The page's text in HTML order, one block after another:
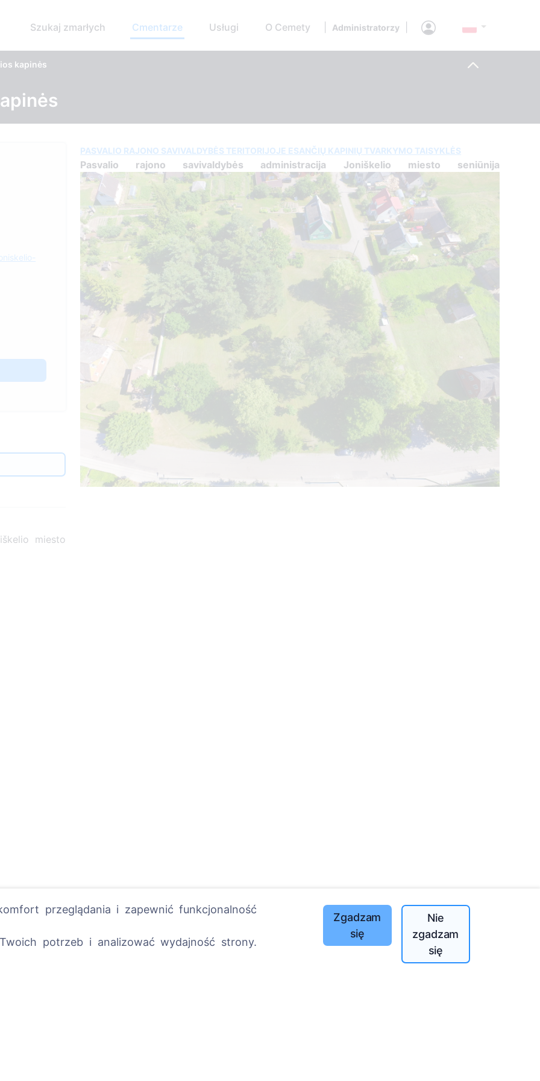
Szukaj zmarłych Cmentarze Usługi O Cemety Administratorzy
kapinės
miesto
PASVALIO RAJONO SAVIVALDYBĖS TERITORIJOJE ESANČIŲ KAPINIŲ TVARKYMO TAISYKLĖS
Pasvalio rajono savivaldybės administracija Joniškelio miesto seniūnija
drzewo!
Posadzone drzewa
1393
przeglądania i zapewnić funkcjonalność
potrzeb i analizować wydajność strony.
Zgadzam
się
Nie
zgadzam
się